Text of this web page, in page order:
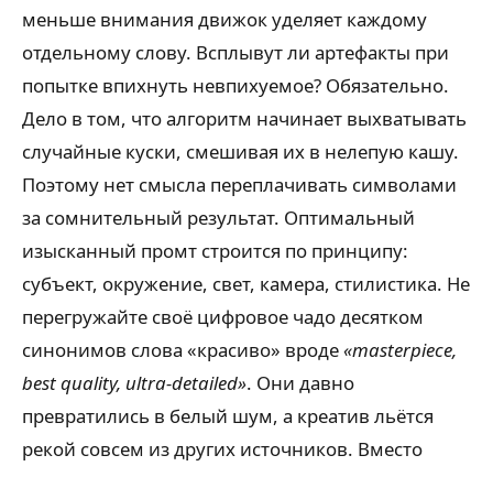
меньше внимания движок уделяет каждому
отдельному слову. Всплывут ли артефакты при
попытке впихнуть невпихуемое? Обязательно.
Дело в том, что алгоритм начинает выхватывать
случайные куски, смешивая их в нелепую кашу.
Поэтому нет смысла переплачивать символами
за сомнительный результат. Оптимальный
изысканный промт строится по принципу:
субъект, окружение, свет, камера, стилистика. Не
перегружайте своё цифровое чадо десятком
синонимов слова «красиво» вроде«masterpiece,
best quality, ultra-detailed». Они давно
превратились в белый шум, а креатив льётся
рекой совсем из других источников. Вместо